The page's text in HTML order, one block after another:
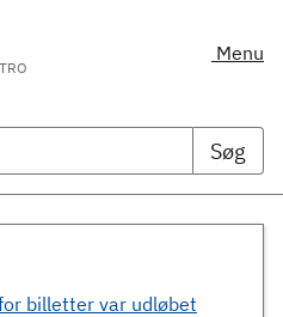
Menu
Søg
billetter var udløbet